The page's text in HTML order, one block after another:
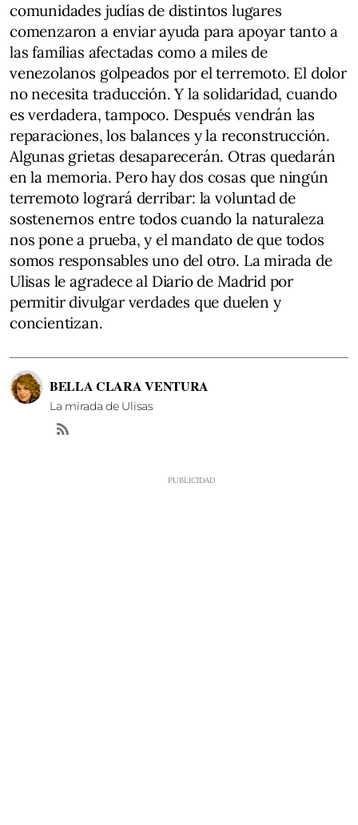
comunidades judías de distintos lugares
comenzaron a enviar ayuda para apoyar tanto a
las familias afectadas como a miles de
venezolanos golpeados por el terremoto. El dolor
no necesita traducción. Y la solidaridad, cuando
es verdadera, tampoco. Después vendrán las
reparaciones, los balances y la reconstrucción.
Algunas grietas desaparecerán. Otras quedarán
en la memoria. Pero hay dos cosas que ningún
terremoto logrará derribar: la voluntad de
sostenernos entre todos cuando la naturaleza
nos pone a prueba, y el mandato de que todos
somos responsables uno del otro. La mirada de
Ulisas le agradece al Diario de Madrid por
permitir divulgar verdades que duelen y
concientizan.
BELLA CLARA VENTURA
La mirada de Ulisas